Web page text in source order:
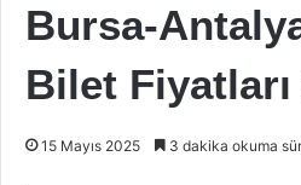
Bursa-
Bilet Fiyatları
15 Mayıs 2025 3 dakika okuma